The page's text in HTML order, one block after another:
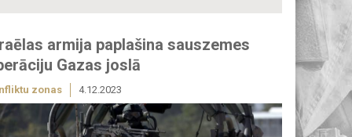
armija paplašina sauszemes
Gazas joslā
zonas 4.12.2023